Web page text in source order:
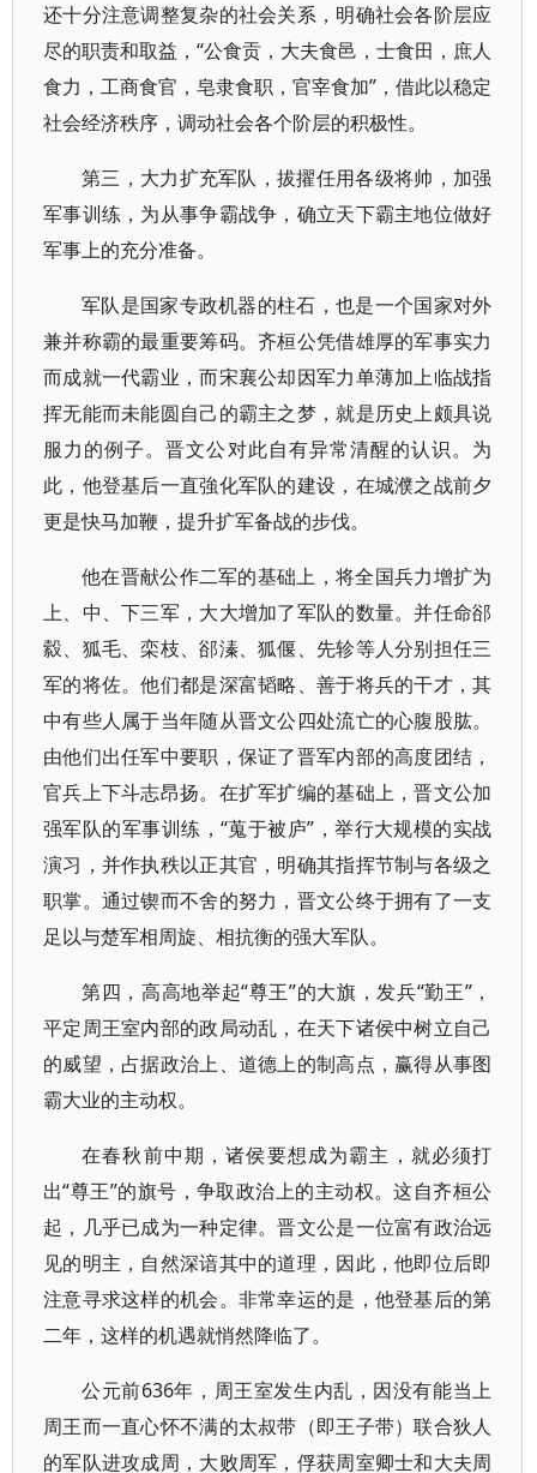
还十分注意调整复杂的社会关系，明确社会各阶层应
尽的职责和取益，“公食贡，大夫食邑，士食田，庶人
食力，工商食官，皂隶食职，官宰食加”，借此以稳定
社会经济秩序，调动社会各个阶层的积极性。
第三，大力扩充军队，拔擢任用各级将帅，加强
军事训练，为从事争霸战争，确立天下霸主地位做好
军事上的充分准备。
军队是国家专政机器的柱石，也是一个国家对外
兼并称霸的最重要筹码。齐桓公凭借雄厚的军事实力
而成就一代霸业，而宋襄公却因军力单薄加上临战指
挥无能而未能圆自己的霸主之梦，就是历史上颇具说
服力的例子。晋文公对此自有异常清醒的认识。为
此，他登基后一直強化军队的建设，在城濮之战前夕
更是快马加鞭，提升扩军备战的步伐。
他在晋献公作二军的基础上，将全国兵力增扩为
上、中、下三军，大大增加了军队的数量。并任命郤
縠、狐毛、栾枝、郤溱、狐偃、先轸等人分别担任三
军的将佐。他们都是深富韬略、善于将兵的干才，其
中有些人属于当年随从晋文公四处流亡的心腹股肱。
由他们出任军中要职，保证了晋军内部的高度团结，
官兵上下斗志昂扬。在扩军扩编的基础上，晋文公加
强军队的军事训练，“蒐于被庐”，举行大规模的实战
演习，并作执秩以正其官，明确其指挥节制与各级之
职掌。通过锲而不舍的努力，晋文公终于拥有了一支
足以与楚军相周旋、相抗衡的强大军队。
第四，高高地举起“尊王”的大旗，发兵“勤王”，
平定周王室内部的政局动乱，在天下诸侯中树立自己
的威望，占据政治上、道德上的制高点，赢得从事图
霸大业的主动权。
在春秋前中期，诸侯要想成为霸主，就必须打
出“尊王”的旗号，争取政治上的主动权。这自齐桓公
起，几乎已成为一种定律。晋文公是一位富有政治远
见的明主，自然深谙其中的道理，因此，他即位后即
注意寻求这样的机会。非常幸运的是，他登基后的第
二年，这样的机遇就悄然降临了。
公元前636年，周王室发生内乱，因没有能当上
周王而一直心怀不满的太叔带（即王子带）联合狄人
的军队进攻成周，大败周军，俘获周室卿士和大夫周